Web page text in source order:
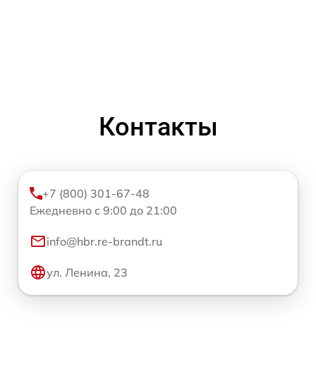
Контакты
+7 (800) 301-67-48
Ежедневно с 9:00 до 21:00
info@hbr.re-brandt.ru
ул. Ленина, 23